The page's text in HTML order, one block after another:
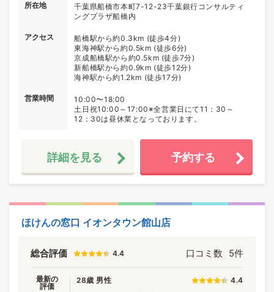
所在地
千葉県船橋市本町7-12-23千葉銀行コンサルティ
ングプラザ船橋内
アクセス
船橋駅から約0.3km (徒歩4分)
東海神駅から約0.5km (徒歩6分)
京成船橋駅から約0.5km (徒歩7分)
新船橋駅から約0.9km (徒歩12分)
海神駅から約1.2km (徒歩17分)
営業時間
10:00〜18:00
土日祝10:00～17:00※全営業日にて11：30～
12：30は昼休業となっております。
詳細を見る 予約する
ほけんの窓口 イオンタウン館山店
総合評価 4.4 口コミ数 5件
最新の
評価
28歳 男性 4.4